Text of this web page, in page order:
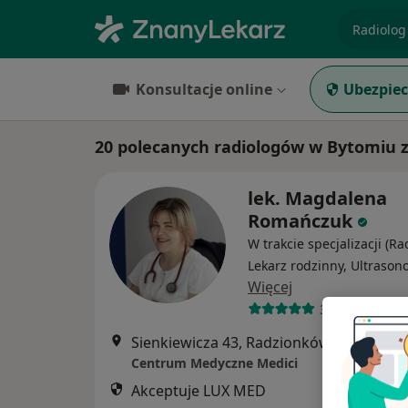
Konsultacje online
20 polecanych radiologów w Bytomiu
lek. Magdalena
Romańczuk
W trakcie specjalizacji
Lekarz rodzinny,
Więcej
358 opinii
Sienkiewicza 43, Radzionków Mapa
Centrum Medyczne Medici
Akceptuje LUX MED